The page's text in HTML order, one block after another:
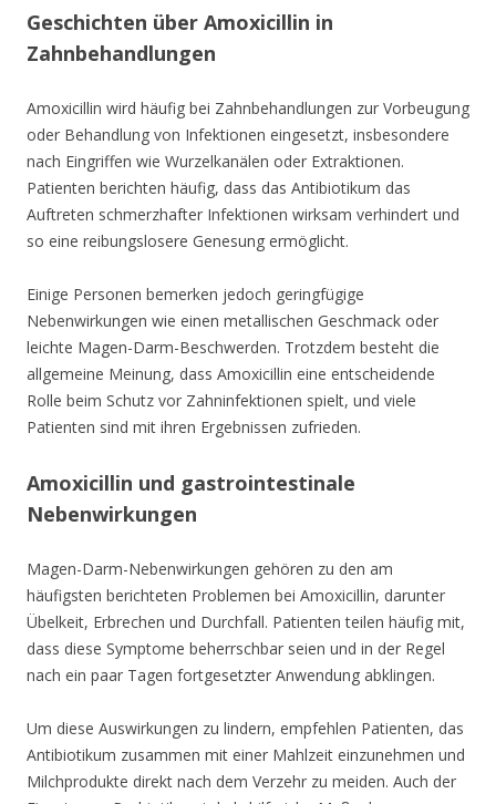
Geschichten über Amoxicillin in
Zahnbehandlungen
Amoxicillin wird häufig bei Zahnbehandlungen zur Vorbeugung
oder Behandlung von Infektionen eingesetzt, insbesondere
nach Eingriffen wie Wurzelkanälen oder Extraktionen.
Patienten berichten häufig, dass das Antibiotikum das
Auftreten schmerzhafter Infektionen wirksam verhindert und
so eine reibungslosere Genesung ermöglicht.
Einige Personen bemerken jedoch geringfügige
Nebenwirkungen wie einen metallischen Geschmack oder
leichte Magen-Darm-Beschwerden. Trotzdem besteht die
allgemeine Meinung, dass Amoxicillin eine entscheidende
Rolle beim Schutz vor Zahninfektionen spielt, und viele
Patienten sind mit ihren Ergebnissen zufrieden.
Amoxicillin und gastrointestinale
Nebenwirkungen
Magen-Darm-Nebenwirkungen gehören zu den am
häufigsten berichteten Problemen bei Amoxicillin, darunter
Übelkeit, Erbrechen und Durchfall. Patienten teilen häufig mit,
dass diese Symptome beherrschbar seien und in der Regel
nach ein paar Tagen fortgesetzter Anwendung abklingen.
Um diese Auswirkungen zu lindern, empfehlen Patienten, das
Antibiotikum zusammen mit einer Mahlzeit einzunehmen und
Milchprodukte direkt nach dem Verzehr zu meiden. Auch der